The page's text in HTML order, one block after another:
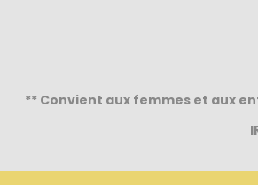
** Convient aux femmes et aux